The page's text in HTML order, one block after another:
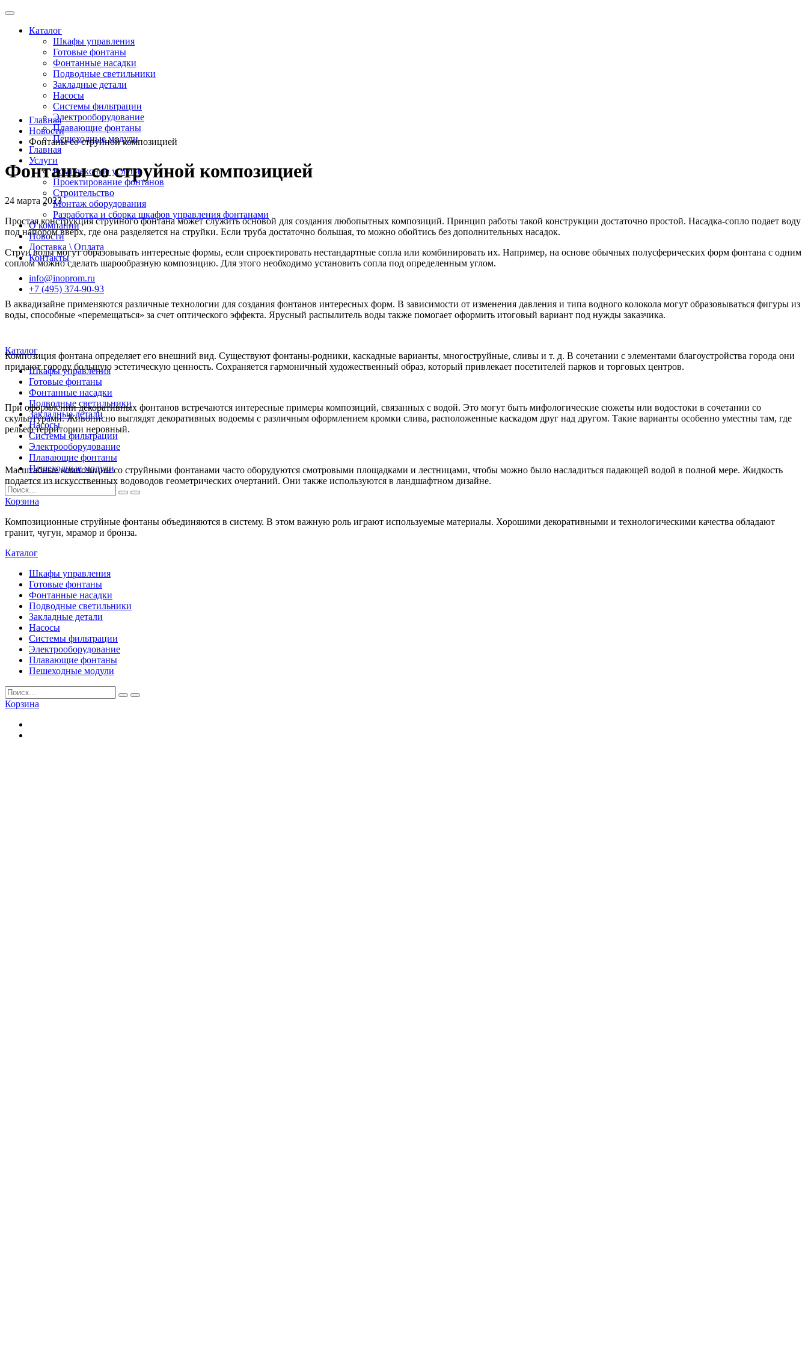
Каталог
Шкафы управления
Готовые фонтаны
Фонтанные насадки
Подводные светильники
Закладные детали
Насосы
Системы фильтрации
Электрооборудование
Плавающие фонтаны
Пешеходные модули
Главная
Услуги
Комплексные услуги
Проектирование фонтанов
Строительство
Монтаж оборудования
Разработка и сборка шкафов управления фонтанами
О компании
Новости
Доставка \ Оплата
Контакты
info@inoprom.ru
+7 (495) 374-90-93
Каталог
Шкафы управления
Готовые фонтаны
Фонтанные насадки
Подводные светильники
Закладные детали
Насосы
Системы фильтрации
Электрооборудование
Плавающие фонтаны
Пешеходные модули
Корзина
Каталог
Шкафы управления
Готовые фонтаны
Фонтанные насадки
Подводные светильники
Закладные детали
Насосы
Системы фильтрации
Электрооборудование
Плавающие фонтаны
Пешеходные модули
Корзина
Главная
Новости
Фонтаны со струйной композицией
Фонтаны со струйной композицией
24 марта 2023
Простая конструкция струйного фонтана может служить основой для создания любопытных композиций. Принцип работы такой конструкции достаточно простой. Насадка-сопло подает воду
под напором вверх, где она разделяется на струйки. Если труба достаточно большая, то можно обойтись без дополнительных насадок.
Струи воды могут образовывать интересные формы, если спроектировать нестандартные сопла или комбинировать их. Например, на основе обычных полусферических форм фонтана с одним
соплом можно сделать шарообразную композицию. Для этого необходимо установить сопла под определенным углом.
В аквадизайне применяются различные технологии для создания фонтанов интересных форм. В зависимости от изменения давления и типа водного колокола могут образовываться фигуры из
воды, способные «перемещаться» за счет оптического эффекта. Ярусный распылитель воды также помогает оформить итоговый вариант под нужды заказчика.
Композиция фонтана определяет его внешний вид. Существуют фонтаны-родники, каскадные варианты, многоструйные, сливы и т. д. В сочетании с элементами благоустройства города они
придают городу большую эстетическую ценность. Сохраняется гармоничный художественный образ, который привлекает посетителей парков и торговых центров.
При оформлении декоративных фонтанов встречаются интересные примеры композиций, связанных с водой. Это могут быть мифологические сюжеты или водостоки в сочетании со
скульптурами. Живописно выглядят декоративных водоемы с различным оформлением кромки слива, расположенные каскадом друг над другом. Такие варианты особенно уместны там, где
рельеф территории неровный.
Масштабные композиции со струйными фонтанами часто оборудуются смотровыми площадками и лестницами, чтобы можно было насладиться падающей водой в полной мере. Жидкость
подается из искусственных водоводов геометрических очертаний. Они также используются в ландшафтном дизайне.
Композиционные струйные фонтаны объединяются в систему. В этом важную роль играют используемые материалы. Хорошими декоративными и технологическими качества обладают
гранит, чугун, мрамор и бронза.